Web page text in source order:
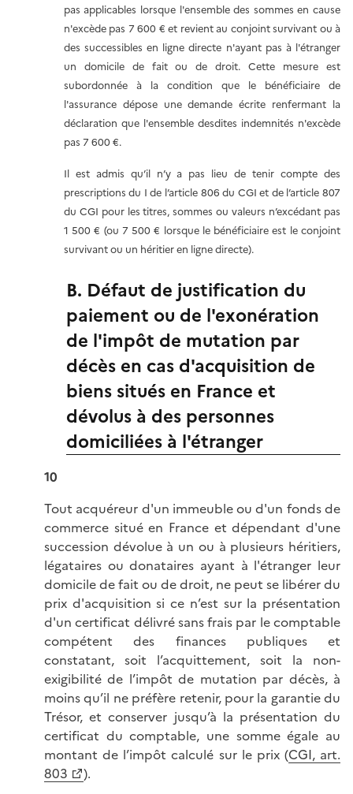
pas applicables lorsque l'ensemble des sommes en cause
n'excède pas 7 600 € et revient au conjoint survivant ou à
des successibles en ligne directe n'ayant pas à l'étranger
un domicile de fait ou de droit. Cette mesure est
subordonnée à la condition que le bénéficiaire de
l'assurance dépose une demande écrite renfermant la
déclaration que l'ensemble desdites indemnités n'excède
pas 7 600 €.
Il est admis qu’il n’y a pas lieu de tenir compte des
prescriptions du I de l’article 806 du CGI et de l’article 807
du CGI pour les titres, sommes ou valeurs n’excédant pas
1 500 € (ou 7 500 € lorsque le bénéficiaire est le conjoint
survivant ou un héritier en ligne directe).
B. Défaut de justification du
paiement ou de l'exonération
de l'impôt de mutation par
décès en cas d'acquisition de
biens situés en France et
dévolus à des personnes
domiciliées à l'étranger
10
Tout acquéreur d'un immeuble ou d'un fonds de
commerce situé en France et dépendant d'une
succession dévolue à un ou à plusieurs héritiers,
légataires ou donataires ayant à l'étranger leur
domicile de fait ou de droit, ne peut se libérer du
prix d'acquisition si ce n’est sur la présentation
d'un certificat délivré sans frais par le comptable
compétent des finances publiques et
constatant, soit l’acquittement, soit la non-
exigibilité de l’impôt de mutation par décès, à
moins qu’il ne préfère retenir, pour la garantie du
Trésor, et conserver jusqu’à la présentation du
certificat du comptable, une somme égale au
montant de l’impôt calculé sur le prix (CGI, art.
803
).